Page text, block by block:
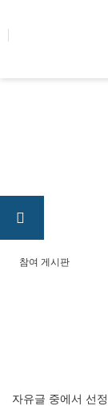
참여 게시판
자유글 중에서 선